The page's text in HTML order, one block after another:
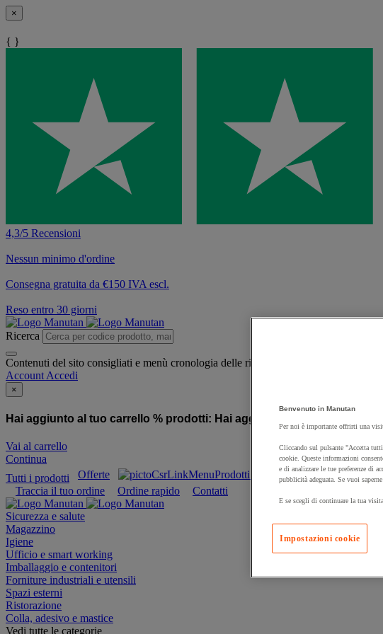
×
{ }
4,3/5 Recensioni
Nessun minimo d'ordine
Consegna gratuita da €150 IVA escl.
Reso entro 30 giorni
Ricerca
Contenuti del sito consigliati e menù cronologia delle ricerche
Account Accedi
×
Hai aggiunto al tuo carrello % prodotti: Hai aggiunto al tuo carrello un
Vai al carrello
Continua
Tutti i prodotti
Offerte Prodotti sostenibili
Traccia il tuo ordine
Ordine rapido Contatti
Sicurezza e salute
Magazzino
Igiene
Ufficio e smart working
Imballaggio e contenitori
Forniture industriali e utensili
Spazi esterni
Ristorazione
Colla, adesivo e mastice
Vedi tutte le categorie
Benvenuto in Manutan
Per noi è importante offrirti una
Cliccando sul pulsante "Accetta
cookie. Queste informazioni
e di analizzare le tue preferenze di
pubblicità adeguata. Se vuoi
E se scegli di continuare la tua
Impostazioni cookie